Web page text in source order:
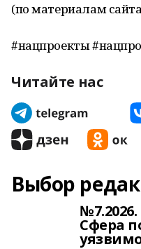
(по материалам
#нацпроекты
Читайте нас
Выбор
Сфера